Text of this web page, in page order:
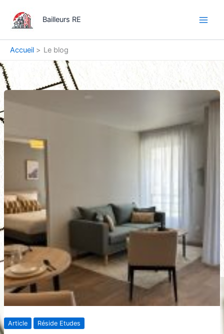
contenu
Bailleurs RE
Accueil Le blog
Article Réside Etudes